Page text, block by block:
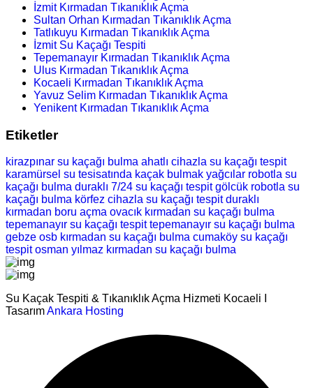
İzmit Kırmadan Tıkanıklık Açma
Sultan Orhan Kırmadan Tıkanıklık Açma
Tatlıkuyu Kırmadan Tıkanıklık Açma
İzmit Su Kaçağı Tespiti
Tepemanayır Kırmadan Tıkanıklık Açma
Ulus Kırmadan Tıkanıklık Açma
Kocaeli Kırmadan Tıkanıklık Açma
Yavuz Selim Kırmadan Tıkanıklık Açma
Yenikent Kırmadan Tıkanıklık Açma
Etiketler
kirazpınar su kaçağı bulma ahatlı cihazla su kaçağı tespit
karamürsel su tesisatında kaçak bulmak yağcılar robotla su
kaçağı bulma duraklı 7/24 su kaçağı tespit gölcük robotla su
kaçağı bulma körfez cihazla su kaçağı tespit duraklı
kırmadan boru açma ovacık kırmadan su kaçağı bulma
tepemanayır su kaçağı tespit tepemanayır su kaçağı bulma
gebze osb kırmadan su kaçağı bulma cumaköy su kaçağı
tespit osman yılmaz kırmadan su kaçağı bulma
Su Kaçak Tespiti & Tıkanıklık Açma Hizmeti Kocaeli I
TasarımAnkara Hosting